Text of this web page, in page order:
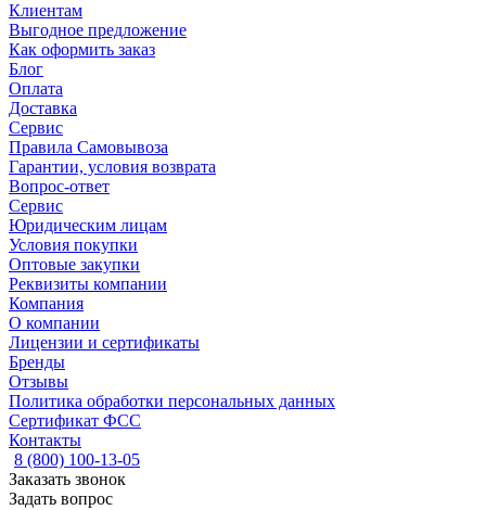
Клиентам
Выгодное предложение
Как оформить заказ
Блог
Оплата
Доставка
Сервис
Правила Самовывоза
Гарантии, условия возврата
Вопрос-ответ
Сервис
Юридическим лицам
Условия покупки
Оптовые закупки
Реквизиты компании
Компания
О компании
Лицензии и сертификаты
Бренды
Отзывы
Политика обработки персональных данных
Сертификат ФСС
Контакты
8 (800) 100-13-05
Заказать звонок
Задать вопрос